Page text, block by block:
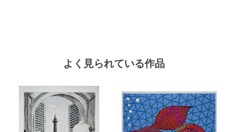
よく見られている作品